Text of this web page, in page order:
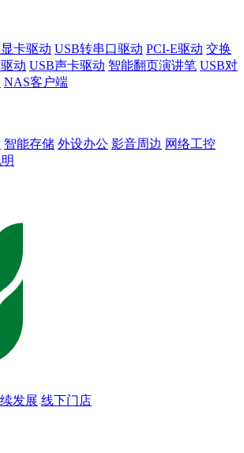
卡驱动 USB转串口驱动 PCI-E驱动 交换
动 USB声卡驱动 智能翻页演讲笔 USB对
NAS客户端
智能存储 外设办公 影音周边 网络工控
发展 线下门店